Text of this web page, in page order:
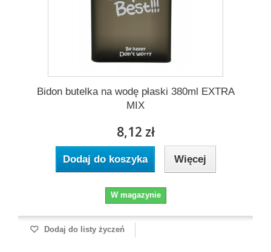
Bidon butelka na wodę płaski 380ml EXTRA
MIX
8,12 zł
Dodaj do koszyka Więcej
W magazynie
Dodaj do listy życzeń